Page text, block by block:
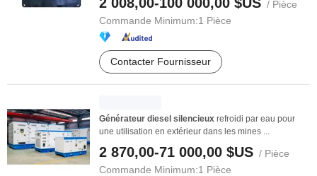
/ Pièce
Commande Minimum:1 Pièce
Contacter Fournisseur
Générateur diesel silencieux refroidi par eau pour
une utilisation en extérieur dans les mines ...
2 870,00-71 000,00 $US / Pièce
Commande Minimum:1 Pièce